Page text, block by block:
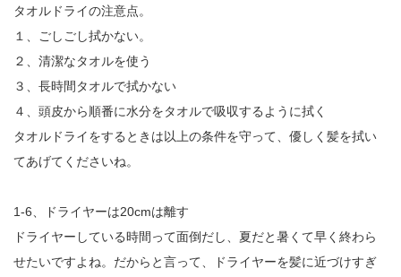
タオルドライの注意点。
１、ごしごし拭かない。
２、清潔なタオルを使う
３、長時間タオルで拭かない
４、頭皮から順番に水分をタオルで吸収するように拭く
タオルドライをするときは以上の条件を守って、優しく髪を拭い
てあげてくださいね。
1-6、ドライヤーは20cmは離す
ドライヤーしている時間って面倒だし、夏だと暑くて早く終わら
せたいですよね。だからと言って、ドライヤーを髪に近づけすぎ